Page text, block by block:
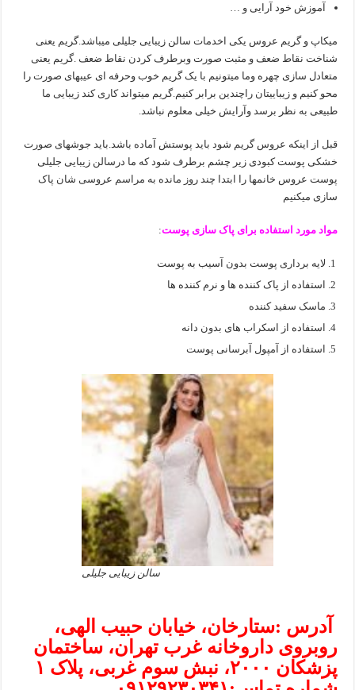
آموزش خود آرایی و …
میکاپ و گریم عروس یکی اخدمات سالن زیبایی جلیلی میباشد.گریم یعنی
شناخت نقاط ضعف و مثبت صورت وبرطرف کردن نقاط ضعف .گریم یعنی
متعادل سازی چهره وما میتونیم با یک گریم خوب وحرفه ای عیبهای صورت را
محو کنیم و زیباییتان راچندین برابر کنیم.گریم میتواند کاری کند زیبایی ما
طبیعی به نظر برسد وآرایش خیلی معلوم نباشد.
قبل از اینکه عروس گریم شود باید پوستش آماده باشد.باید جوشهای صورت
خشکی پوست کبودی زیر چشم برطرف شود که ما درسالن زیبایی جلیلی
پوست عروس خانمها را ابتدا چند روز مانده به مراسم عروسی شان پاک
سازی میکنیم
مواد مورد استفاده برای پاک سازی پوست:
لایه برداری پوست بدون آسیب به پوست
استفاده از پاک کننده ها و نرم کننده ها
ماسک سفید کننده
استفاده از اسکراب های بدون دانه
استفاده از آمپول آبرسانی پوست
سالن زیبایی جلیلی
آدرس :ستارخان، خیابان حبیب الهی،
روبروی داروخانه غرب تهران، ساختمان
پزشکان ۲۰۰۰، نبش سوم غربی، پلاک ۱